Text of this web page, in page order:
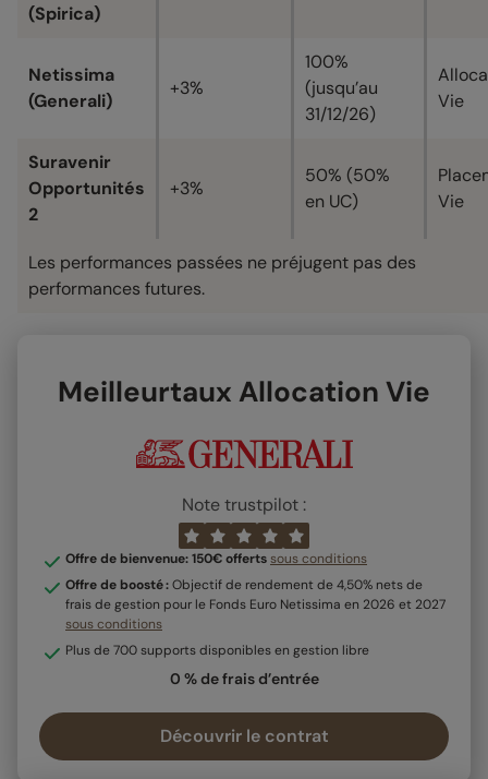
(Spirica)
Netissima
(Generali)
+3%
100%
(jusqu’au
31/12/26)
Vie
Suravenir
Opportunités
2
+3%
50% (50%
en UC)
Vie
Les performances passées ne préjugent pas des
performances futures.
Meilleurtaux Allocation Vie
Note trustpilot :
Offre de bienvenue: 150€ offertssous conditions
Offre de boosté :Objectif de rendement de 4,50% nets de
frais de gestion pour le Fonds Euro Netissima en 2026 et 2027
sous conditions
Plus de 700 supports disponibles en gestion libre
0 % de frais d’entrée
Découvrir le contrat